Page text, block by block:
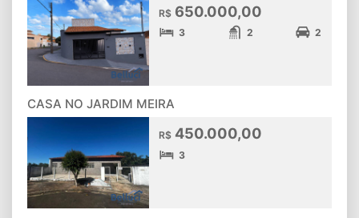
R$ 650.000,00
3 2 2
CASA NO JARDIM MEIRA
R$ 450.000,00
3